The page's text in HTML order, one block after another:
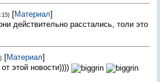
[Материал]
действительно расстались, толи это
[Материал]
этой новости))))